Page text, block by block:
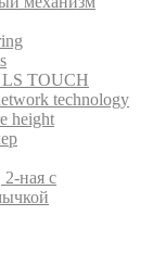
TOUCH
technology
height
ная с